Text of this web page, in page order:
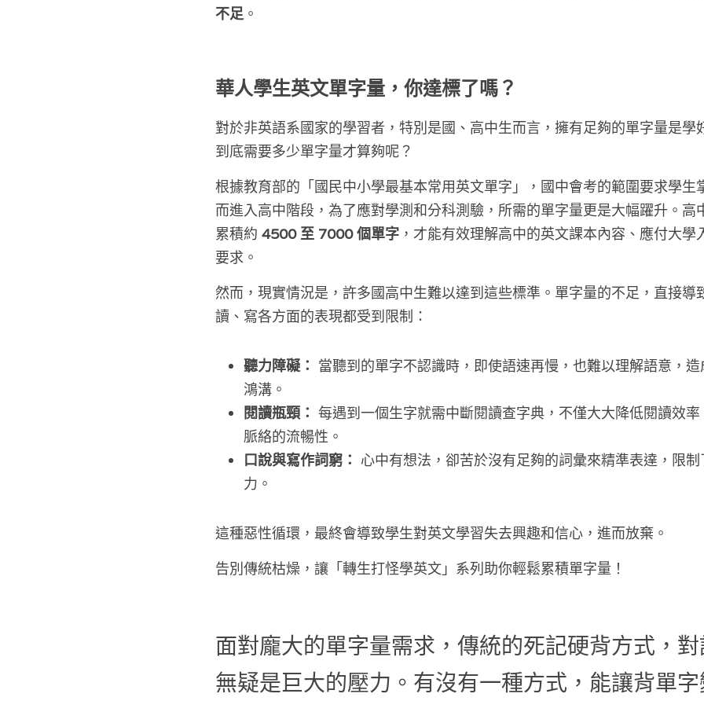
不足。
華人學生英文單字量，你達標了嗎？
對於非英語系國家的學習者，特別是國、高中生而言，擁有足夠的單字量是學
到底需要多少單字量才算夠呢？
根據教育部的「國民中小學最基本常用英文單字」，國中會考的範圍要求學生
而進入高中階段，為了應對學測和分科測驗，所需的單字量更是大幅躍升。高
累積約 4500 至 7000 個單字 ，才能有效理解高中的英文課本內容、應付大
要求。
然而，現實情況是，許多國高中生難以達到這些標準。單字量的不足，直接導
讀、寫各方面的表現都受到限制：
聽力障礙： 當聽到的單字不認識時，即使語速再慢，也難以理解語意，
鴻溝。
閱讀瓶頸： 每遇到一個生字就需中斷閱讀查字典，不僅大大降低閱讀效
脈絡的流暢性。
口說與寫作詞窮： 心中有想法，卻苦於沒有足夠的詞彙來精準表達，限
力。
這種惡性循環，最終會導致學生對英文學習失去興趣和信心，進而放棄。
告別傳統枯燥，讓「轉生打怪學英文」系列助你輕鬆累積單字量！
面對龐大的單字量需求，傳統的死記硬背方式，
無疑是巨大的壓力。有沒有一種方式，能讓背單